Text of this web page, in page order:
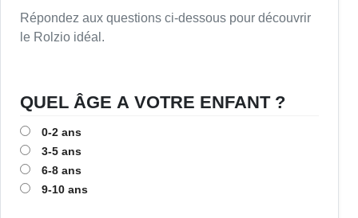
Répondez aux questions ci-dessous pour découvrir
le Rolzio idéal.
QUEL ÂGE A VOTRE ENFANT ?
0-2 ans
3-5 ans
6-8 ans
9-10 ans